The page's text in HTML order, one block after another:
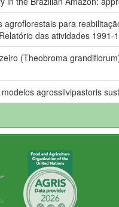
agroflorestais para
das atividades 1991-
(Theobroma
agrossilvipastoris